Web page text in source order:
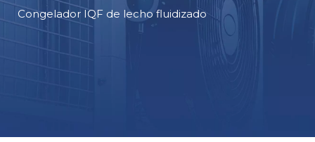
Congelador IQF de lecho fluidizado